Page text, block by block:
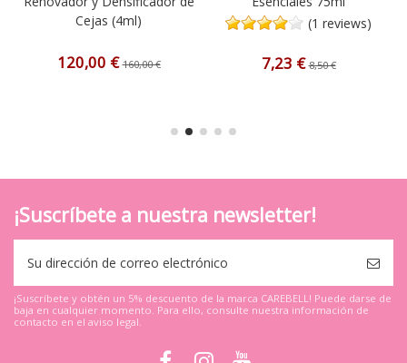
Cejas (4ml)
120,00 €160,00 €
(1 reviews)
7,23 €8,50 €
¡Suscríbete a nuestra newsletter!
¡Suscríbete y obtén un 5% descuento de la marca CAREBELL! Puede darse de
baja en cualquier momento. Para ello, consulte nuestra información de
contacto en el aviso legal.